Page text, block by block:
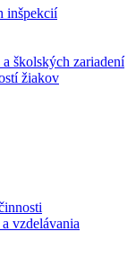
inšpekcií
školských zariadení
žiakov
vzdelávania